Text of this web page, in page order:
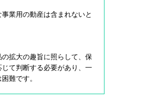
業用の動産は含まれないと
拡大の趣旨に照らして、保
じて判断する必要があり、一
難です。